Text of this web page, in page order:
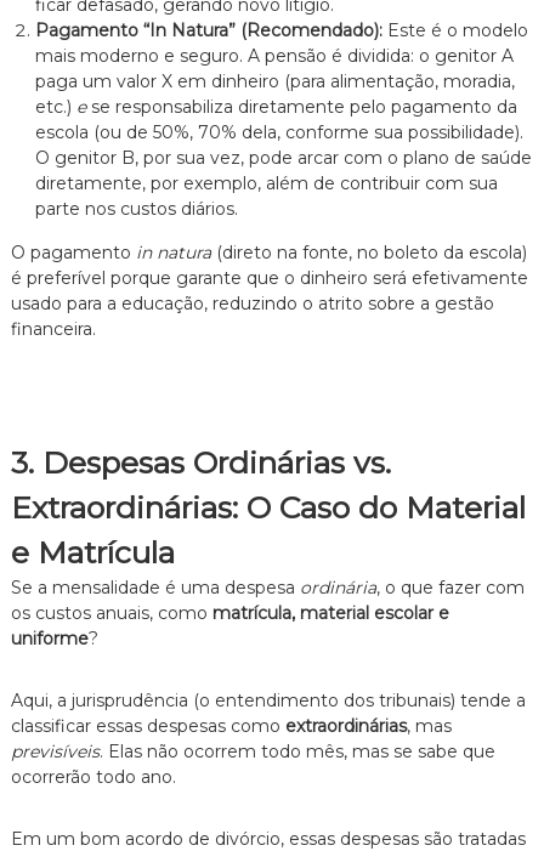
ficar defasado, gerando novo litígio.
Pagamento “In Natura” (Recomendado):Este é o modelo
mais moderno e seguro. A pensão é dividida: o genitor A
paga um valor X em dinheiro (para alimentação, moradia,
etc.) ese responsabiliza diretamente pelo pagamento da
escola (ou de 50%, 70% dela, conforme sua possibilidade).
O genitor B, por sua vez, pode arcar com o plano de saúde
diretamente, por exemplo, além de contribuir com sua
parte nos custos diários.
O pagamento in natura(direto na fonte, no boleto da escola)
é preferível porque garante que o dinheiro será efetivamente
usado para a educação, reduzindo o atrito sobre a gestão
financeira.
3. Despesas Ordinárias vs.
Extraordinárias: O Caso do Material
e Matrícula
Se a mensalidade é uma despesa ordinária, o que fazer com
os custos anuais, como matrícula, material escolar e
uniforme?
Aqui, a jurisprudência (o entendimento dos tribunais) tende a
classificar essas despesas como extraordinárias, mas
previsíveis. Elas não ocorrem todo mês, mas se sabe que
ocorrerão todo ano.
Em um bom acordo de divórcio, essas despesas são tratadas